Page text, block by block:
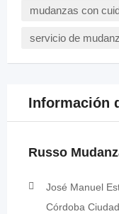
mudanzas con
servicio de
Información
Russo
José Manuel
Córdoba